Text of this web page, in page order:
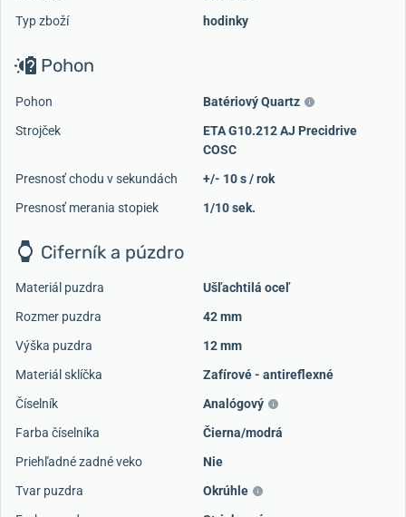
Typ zboží
hodinky
Pohon
Pohon
Batériový Quartz
Strojček
ETA G10.212 AJ Precidrive
COSC
Presnosť chodu v sekundách
+/- 10 s / rok
Presnosť merania stopiek
1/10 sek.
Ciferník a púzdro
Materiál puzdra
Ušľachtilá oceľ
Rozmer puzdra
42 mm
Výška puzdra
12 mm
Materiál sklíčka
Zafírové - antireflexné
Číselník
Analógový
Farba číselníka
Čierna/modrá
Priehľadné zadné veko
Nie
Tvar puzdra
Okrúhle